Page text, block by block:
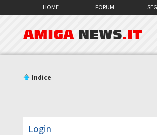
HOME FORUM
AMIGA NEWS.IT
Indice
Login